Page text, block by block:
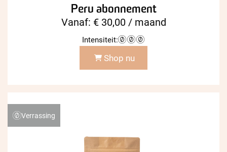
Peru abonnement
Vanaf: €30,00 / maand
Intensiteit:
Shop nu
Verrassing